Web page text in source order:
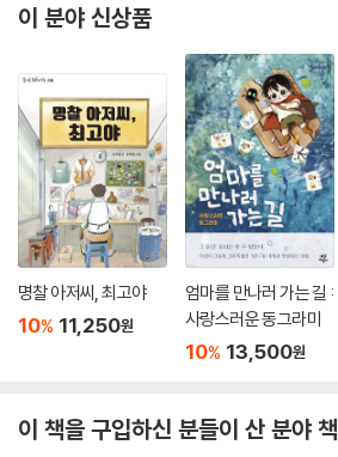
이 분야 신상품
명찰 아저씨, 최고야
10% 11,250원
엄마를 만나러 가는 길 :
사랑스러운 동그라미
10% 13,500원
이 책을 구입하신 분들이 산 분야 책